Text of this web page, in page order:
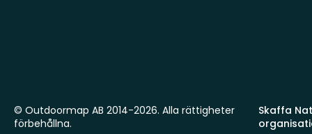
Skaffa
© Outdoormap AB 2014-2026. Alla rättigheter
förbehållna.